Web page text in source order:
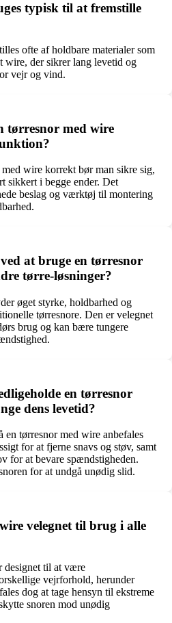
typisk til at fremstille
ofte af holdbare materialer som
wire, der sikrer lang levetid og
vejr og vind.
tørresnor med wire
wire korrekt bør man sikre sig,
sikkert i begge ender. Det
beslag og værktøj til montering
at bruge en tørresnor
tørre-løsninger?
øget styrke, holdbarhed og
tørresnore. Den er velegnet
brug og kan bære tungere
en tørresnor
dens levetid?
tørresnor med wire anbefales
for at fjerne snavs og støv, samt
for at bevare spændstigheden.
for at undgå unødig slid.
velegnet til brug i alle
designet til at være
vejrforhold, herunder
dog at tage hensyn til ekstreme
snoren mod unødig